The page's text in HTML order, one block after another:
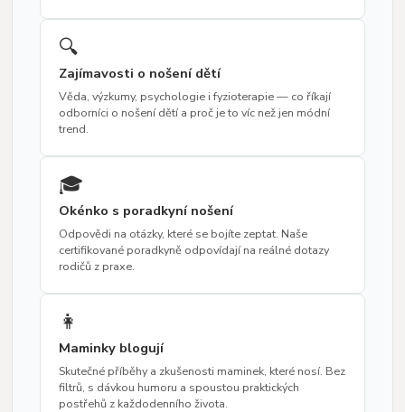
🔍
Zajímavosti o nošení dětí
Věda, výzkumy, psychologie i fyzioterapie — co říkají
odborníci o nošení dětí a proč je to víc než jen módní
trend.
🎓
Okénko s poradkyní nošení
Odpovědi na otázky, které se bojíte zeptat. Naše
certifikované poradkyně odpovídají na reálné dotazy
rodičů z praxe.
👩
Maminky blogují
Skutečné příběhy a zkušenosti maminek, které nosí. Bez
filtrů, s dávkou humoru a spoustou praktických
postřehů z každodenního života.